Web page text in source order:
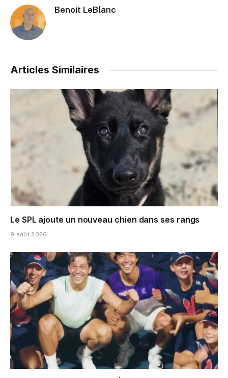
Benoit LeBlanc
Articles Similaires
Le SPL ajoute un nouveau chien dans ses rangs
9 août 2026